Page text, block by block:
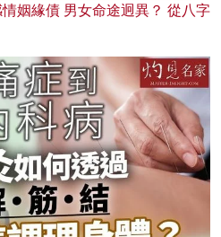
姻緣債 男女命途迥異？ 從八字